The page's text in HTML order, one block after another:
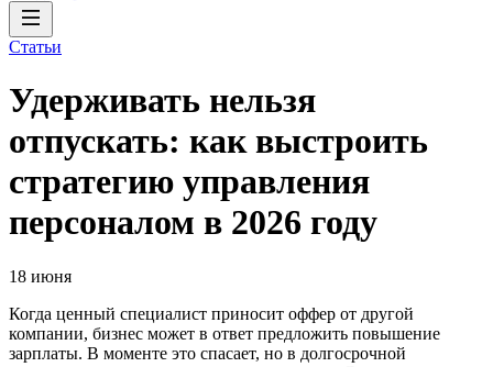
Статьи
Удерживать нельзя
отпускать: как выстроить
стратегию управления
персоналом в 2026 году
18 июня
Когда ценный специалист приносит оффер от другой
компании, бизнес может в ответ предложить повышение
зарплаты. В моменте это спасает, но в долгосрочной